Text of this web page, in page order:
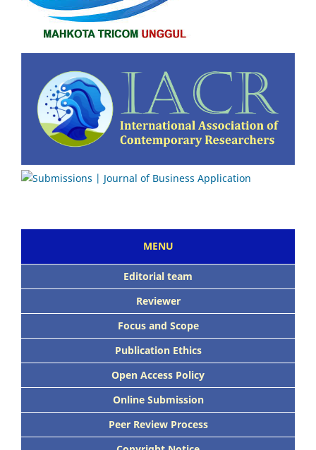
MENU
Editorial team
Reviewer
Focus and Scope
Publication Ethics
Open Access Policy
Online Submission
Peer Review Process